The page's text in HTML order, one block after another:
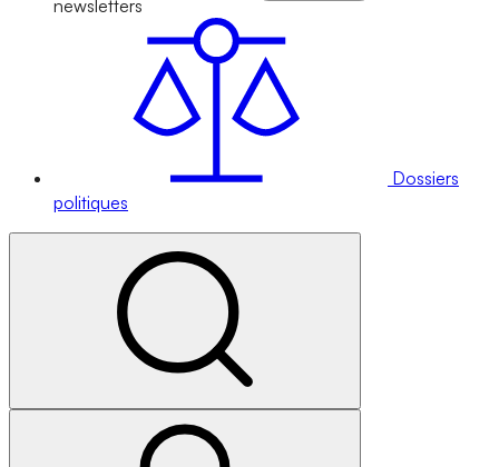
newsletters
Dossiers
politiques